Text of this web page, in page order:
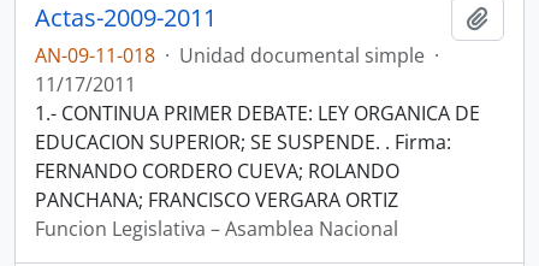
Actas-2009-2011
AN-09-11-018 · Unidad documental simple ·
11/17/2011
1.- CONTINUA PRIMER DEBATE: LEY ORGANICA DE
EDUCACION SUPERIOR; SE SUSPENDE. . Firma:
FERNANDO CORDERO CUEVA; ROLANDO
PANCHANA; FRANCISCO VERGARA ORTIZ
Funcion Legislativa – Asamblea Nacional